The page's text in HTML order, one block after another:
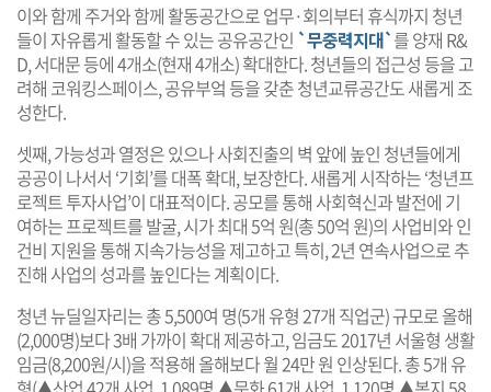
이와 함께 주거와 함께 활동공간으로 업무·회의부터 휴식까지 청년
들이 자유롭게 활동할 수 있는 공유공간인 `무중력지대`를 양재 R&
D, 서대문 등에 4개소(현재 4개소) 확대한다. 청년들의 접근성 등을 고
려해 코워킹스페이스, 공유부엌 등을 갖춘 청년교류공간도 새롭게 조
성한다.
셋째, 가능성과 열정은 있으나 사회진출의 벽 앞에 높인 청년들에게
공공이 나서서 ‘기회’를 대폭 확대, 보장한다. 새롭게 시작하는 ‘청년프
로젝트 투자사업’이 대표적이다. 공모를 통해 사회혁신과 발전에 기
여하는 프로젝트를 발굴, 시가 최대 5억 원(총 50억 원)의 사업비와 인
건비 지원을 통해 지속가능성을 제고하고 특히, 2년 연속사업으로 추
진해 사업의 성과를 높인다는 계획이다.
청년 뉴딜일자리는 총 5,500여 명(5개 유형 27개 직업군) 규모로 올해
(2,000명)보다 3배 가까이 확대 제공하고, 임금도 2017년 서울형 생활
임금(8,200원/시)을 적용해 올해보다 월 24만 원 인상된다. 총 5개 유